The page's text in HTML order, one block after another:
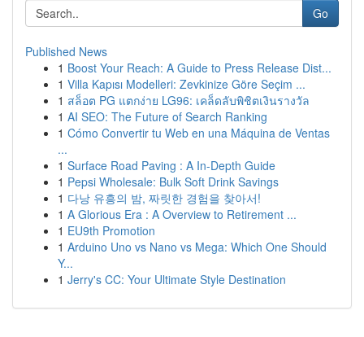
Go
Published News
1 Boost Your Reach: A Guide to Press Release Dist...
1 Villa Kapısı Modelleri: Zevkinize Göre Seçim ...
1 สล็อต PG แตกง่าย LG96: เคล็ดลับพิชิตเงินรางวัล
1 AI SEO: The Future of Search Ranking
1 Cómo Convertir tu Web en una Máquina de Ventas
...
1 Surface Road Paving : A In-Depth Guide
1 Pepsi Wholesale: Bulk Soft Drink Savings
1 다낭 유흥의 밤, 짜릿한 경험을 찾아서!
1 A Glorious Era : A Overview to Retirement ...
1 EU9th Promotion
1 Arduino Uno vs Nano vs Mega: Which One Should
Y...
1 Jerry's CC: Your Ultimate Style Destination